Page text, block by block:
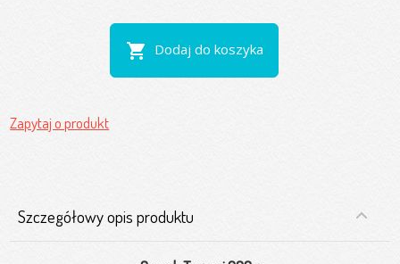
shopping_cart Dodaj do koszyka
Zapytaj o produkt
Szczegółowy opis produktu